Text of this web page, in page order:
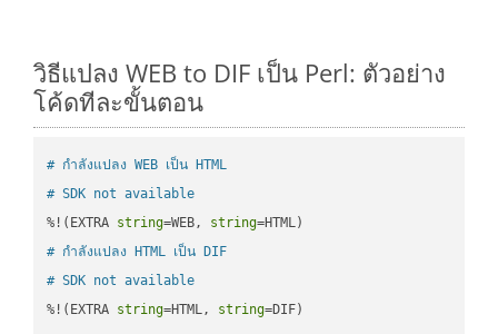
วิธีแปลง WEB to DIF เป็น Perl: ตัวอย่าง
โค้ดทีละขั้นตอน
# กำลังแปลง WEB เป็น HTML
# SDK not available
%!(EXTRA string=WEB, string
# กำลังแปลง HTML เป็น DIF
# SDK not available
%!(EXTRA string=HTML, string=DIF)